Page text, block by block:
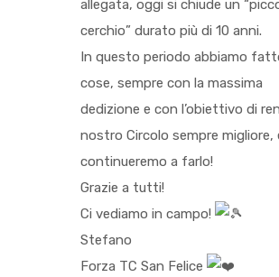
allegata, oggi si chiude un
cerchio” durato più di 10 anni.
In questo periodo abbiamo
cose, sempre con la massima
dedizione e con l’obiettivo di
nostro Circolo sempre migliore,
continueremo a farlo!
Grazie a tutti!
Ci vediamo in campo!
Stefano
Forza TC San Felice